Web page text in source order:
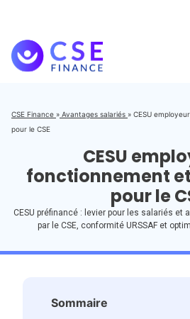
CSE Finance » Avantages salariés » CESU
pour le CSE
CESU
fonctionnement
pour le
CESU préfinancé : levier pour les salariés et
par le CSE, conformité URSSAF et
Sommaire